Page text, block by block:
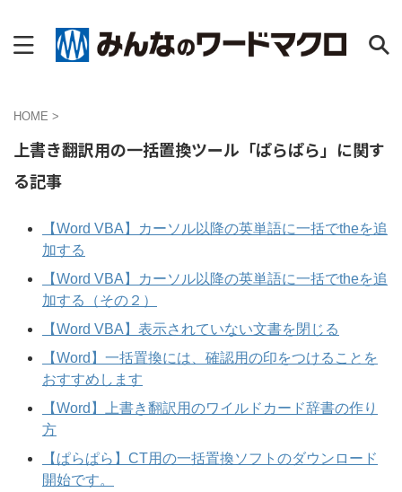
HOME >
上書き翻訳用の一括置換ツール「ぱらぱら」に関す
る記事
【Word VBA】カーソル以降の英単語に一括でtheを追
加する
【Word VBA】カーソル以降の英単語に一括でtheを追
加する（その２）
【Word VBA】表示されていない文書を閉じる
【Word】一括置換には、確認用の印をつけることを
おすすめします
【Word】上書き翻訳用のワイルドカード辞書の作り
方
【ぱらぱら】CT用の一括置換ソフトのダウンロード
開始です。